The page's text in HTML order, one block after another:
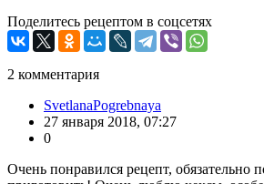
Поделитесь рецептом в соцсетях
2 комментария
SvetlanaPogrebnaya
27 января 2018, 07:27
0
Очень понравился рецепт, обязательно